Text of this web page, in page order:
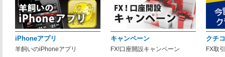
iPhoneアプリ
羊飼いのiPhoneアプリ
キャンペーン
FX!口座開設キャンペーン
クチ
FX取